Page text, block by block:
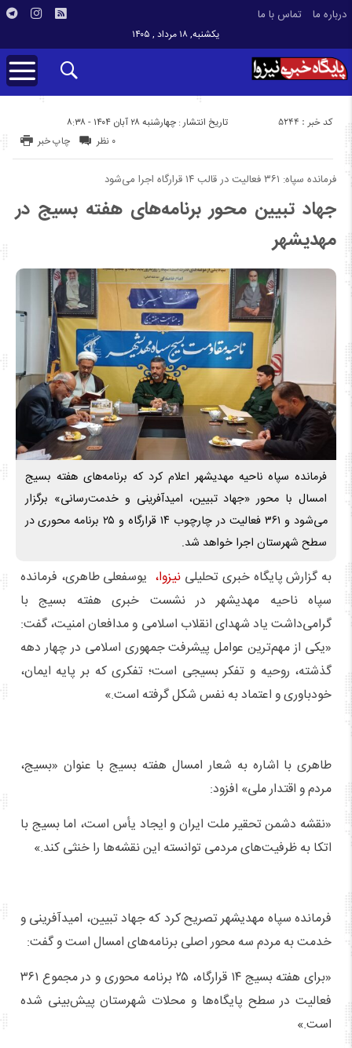
درباره ما تماس با ما
یکشنبه, ۱۸ مرداد , ۱۴۰۵
تاریخ انتشار : چهارشنبه ۲۸ آبان ۱۴۰۴ - ۸:۳۸ کد خبر : 5244
چاپ خبر ۰ نظر
فرمانده سپاه: ۳۶۱ فعالیت در قالب ۱۴ قرارگاه اجرا می‌شود
جهاد تبیین محور برنامه‌های هفته بسیج در
مهدیشهر
فرمانده سپاه ناحیه مهدیشهر اعلام کرد که برنامه‌های هفته بسیج
امسال با محور «جهاد تبیین، امیدآفرینی و خدمت‌رسانی» برگزار
می‌شود و ۳۶۱ فعالیت در چارچوب ۱۴ قرارگاه و ۲۵ برنامه محوری در
سطح شهرستان اجرا خواهد شد.
به گزارش پایگاه خبری تحلیلی نیزوا، یوسفعلی طاهری، فرمانده
سپاه ناحیه مهدیشهر در نشست خبری هفته بسیج با
گرامی‌داشت یاد شهدای انقلاب اسلامی و مدافعان امنیت، گفت:
«یکی از مهم‌ترین عوامل پیشرفت جمهوری اسلامی در چهار دهه
گذشته، روحیه و تفکر بسیجی است؛ تفکری که بر پایه ایمان،
خودباوری و اعتماد به نفس شکل گرفته است.»
طاهری با اشاره به شعار امسال هفته بسیج با عنوان «بسیج،
مردم و اقتدار ملی» افزود:
«نقشه دشمن تحقیر ملت ایران و ایجاد یأس است، اما بسیج با
اتکا به ظرفیت‌های مردمی توانسته این نقشه‌ها را خنثی کند.»
فرمانده سپاه مهدیشهر تصریح کرد که جهاد تبیین، امیدآفرینی و
خدمت به مردم سه محور اصلی برنامه‌های امسال است و گفت:
«برای هفته بسیج ۱۴ قرارگاه، ۲۵ برنامه محوری و در مجموع ۳۶۱
فعالیت در سطح پایگاه‌ها و محلات شهرستان پیش‌بینی شده
است.»